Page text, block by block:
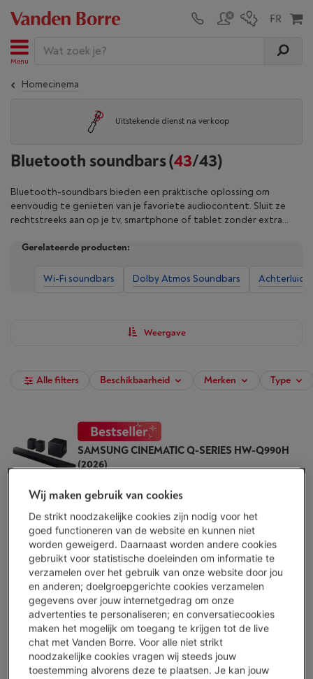
Menu
Homecinema
Uitstekende dienst na verkoop
Bluetooth soundbars(43/43)
Bluetooth-soundbars bieden een praktische oplossing om
eenvoudig te genieten van je favoriete audiocontent. Sluit ze
rechtstreeks aan op je tv, smartphone of tablet zonder extra
ideaal voor muziekstreaming of om de audio van je films te
flexibiliteit en een snelle installatie essentieel zijn. Verfijn je
zoekopdracht met onze filters en koop nu je bluetoothsoundbar
Gerelateerde producten:
Wi-Fi soundbars Dolby Atmos Soundbars
Weergave
Alle filters Beschikbaarheid Merken Type
SAMSUNG CINEMATIC Q-SERIES HW-Q990H
(2026)
Audiodecoders: Dolby Digital, DD+, Dolby
Multiroom audio: Ja
Aantal audiokanalen: 11.1.4
Beschikbaar-Bekijk voorraad
€ 1.599,00
Vanden Borre-waardebon van 320 euro
Koop nu
Vergelijken
Wij maken gebruik van cookies
De strikt noodzakelijke cookies zijn nodig voor het
goed functioneren van de website en kunnen niet
worden geweigerd. Daarnaast worden andere cookies
gebruikt voor statistische doeleinden om informatie te
verzamelen over het gebruik van onze website door jou
en anderen; doelgroepgerichte cookies verzamelen
gegevens over jouw internetgedrag om onze
advertenties te personaliseren; en conversatiecookies
maken het mogelijk om toegang te krijgen tot de live
chat met Vanden Borre. Voor alle niet strikt
noodzakelijke cookies vragen wij steeds jouw
toestemming alvorens deze te plaatsen. Je kan jouw